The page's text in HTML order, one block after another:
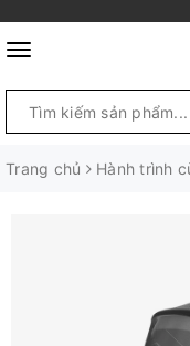
Trang chủ Hành trình